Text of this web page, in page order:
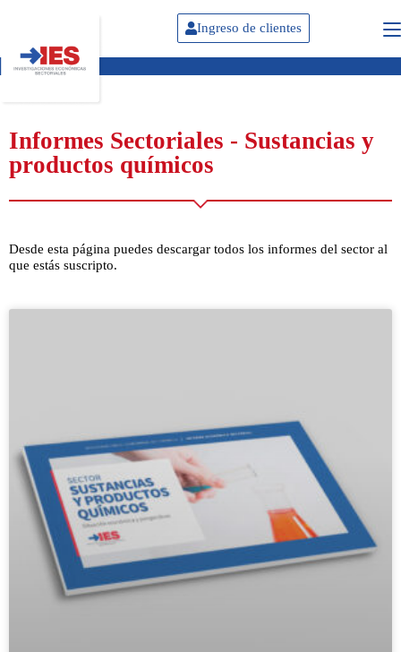
Ingreso de clientes
Informes Sectoriales - Sustancias y
productos químicos
Desde esta página puedes descargar todos los informes del sector al
que estás suscripto.